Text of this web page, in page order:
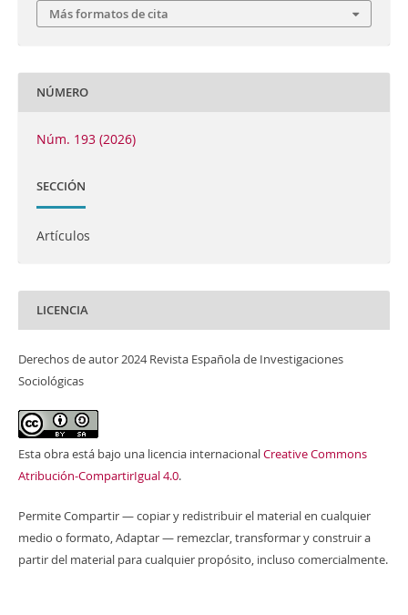
Más formatos de cita
NÚMERO
Núm. 193 (2026)
SECCIÓN
Artículos
LICENCIA
Derechos de autor 2024 Revista Española de Investigaciones
Sociológicas
Esta obra está bajo una licencia internacionalCreative Commons
Atribución-CompartirIgual 4.0.
Permite Compartir — copiar y redistribuir el material en cualquier
medio o formato, Adaptar — remezclar, transformar y construir a
partir del material para cualquier propósito, incluso comercialmente.